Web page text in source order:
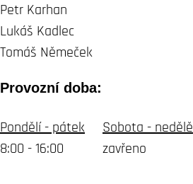
Petr Karhan
Lukáš Kadlec
Tomáš Němeček
Provozní doba:
Pondělí - pátek
Sobota - nedělě
8:00 - 16:00 zavřeno